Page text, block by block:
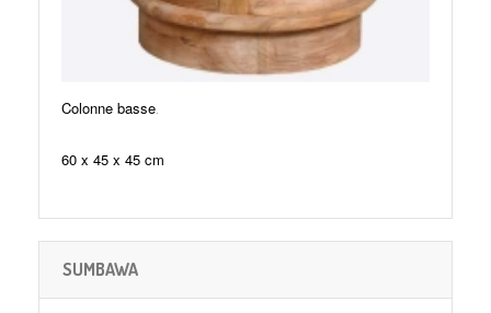
Colonne basse
60 x 45 x 45 cm
SUMBAWA